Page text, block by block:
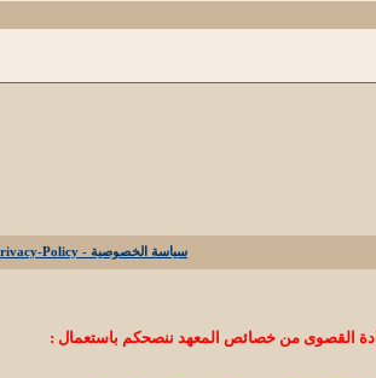
سياسة الخصوصية - Privacy-Policy
القصوى من خصائص المعهد ننصحكم باستعمال :